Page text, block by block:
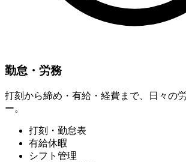
勤怠・労務
打刻から締め・有給・経費まで、日々の
ー。
打刻・勤怠表
有給休暇
シフト管理